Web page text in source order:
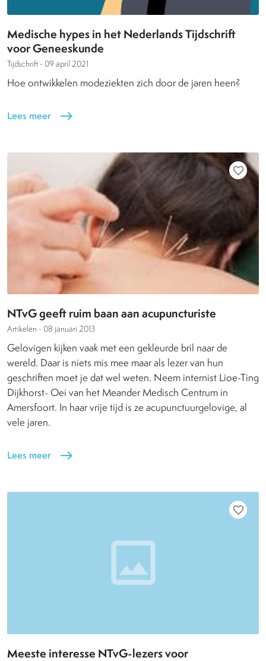
Medische hypes in het Nederlands Tijdschrift
voor Geneeskunde
Tijdschrift - 09 april 2021
Hoe ontwikkelen modeziekten zich door de jaren heen?
Lees meer east
favorite_border
NTvG geeft ruim baan aan acupuncturiste
Artikelen - 08 januari 2013
Gelovigen kijken vaak met een gekleurde bril naar de
wereld. Daar is niets mis mee maar als lezer van hun
geschriften moet je dat wel weten. Neem internist Lioe-Ting
Dijkhorst- Oei van het Meander Medisch Centrum in
Amersfoort. In haar vrije tijd is ze acupunctuurgelovige, al
vele jaren.
Lees meer east
favorite_border
Meeste interesse NTvG-lezers voor